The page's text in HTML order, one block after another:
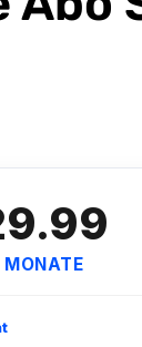
MONATE